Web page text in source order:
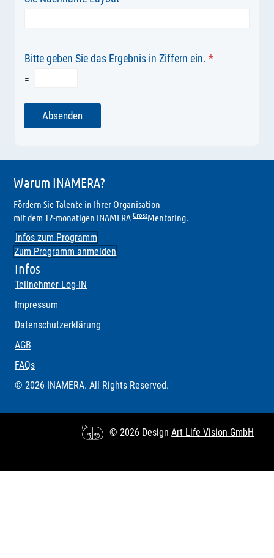
Bitte geben Sie das Ergebnis in Ziffern ein. *
=
Absenden
Infos
Teilnehmer Log-IN
Impressum
Datenschutzerklärung
AGB
FAQs
© 2026 INAMERA. All Rights Reserved.
Warum INAMERA?
Fördern Sie Talente in Ihrer Organisation
mit dem 12-monatigen INAMERACrossMentoring.
Infos zum Programm
Zum Programm anmelden
© 2026 DesignArt Life Vision GmbH